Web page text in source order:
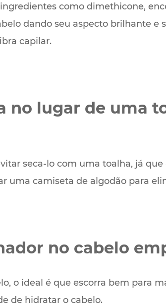
como dimethicone,
dando seu aspecto brilhante e
capilar.
no lugar de uma
seca-lo com uma toalha, já
uma camiseta de algodão para
no cabelo
o ideal é que escorra bem para
de hidratar o cabelo.